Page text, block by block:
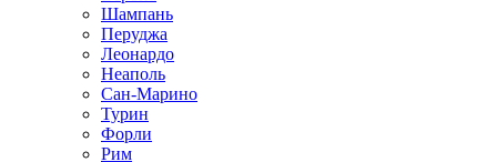
Шампань
Перуджа
Леонардо
Неаполь
Сан-Марино
Турин
Форли
Рим